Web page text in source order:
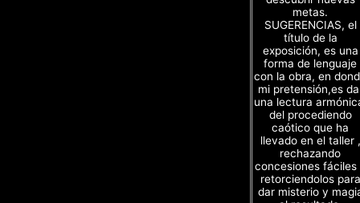
metas.
SUGERENCIAS, el
título de la
exposición, es una
forma de lenguaje
con la obra, en
mi pretensión,es
una lectura
del procediendo
caótico que ha
llevado en el taller ,
rechazando
concesiones fáciles
retorciendolos para
dar misterio y